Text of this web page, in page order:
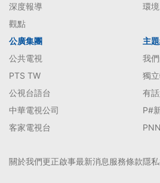
深度報導
觀點
環境
公廣集團
公共電視
PTS TW
公視台語台
中華電視公司
客家電視台
主
我
獨
有
P#
關於我們更正啟事最新消息服務條款隱